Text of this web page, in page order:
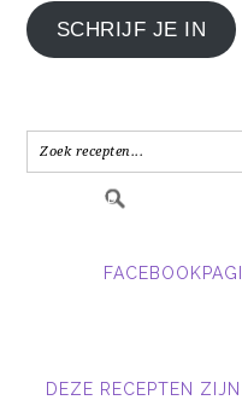
je
e-
in.....
SCHRIJF JE IN
DEZE RECEPTEN